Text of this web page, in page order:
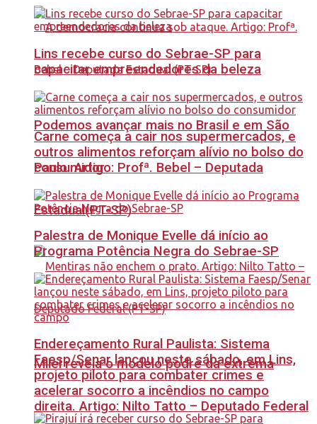
Podemos avançar mais no Brasil e em São
Paulo. Artigo: Profª. Bebel – Deputada
Estadual(PT-SP)
Milei revela o modelo podre da extrema
direita. Artigo: Nilto Tatto – Deputado Federal
Lins recebe curso do Sebrae-SP para
capacitar empreendedores da beleza
Carne começa a cair nos supermercados, e
outros alimentos reforçam alívio no bolso do
consumidor
Palestra de Monique Evelle dá início ao
Programa Potência Negra do Sebrae-SP
Endereçamento Rural Paulista: Sistema
Faesp/Senar lançou neste sábado, em Lins,
projeto piloto para combater crimes e
acelerar socorro a incêndios no campo